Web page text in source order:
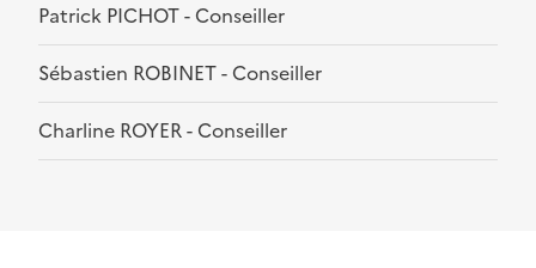
Patrick PICHOT - Conseiller
Sébastien ROBINET - Conseiller
Charline ROYER - Conseiller